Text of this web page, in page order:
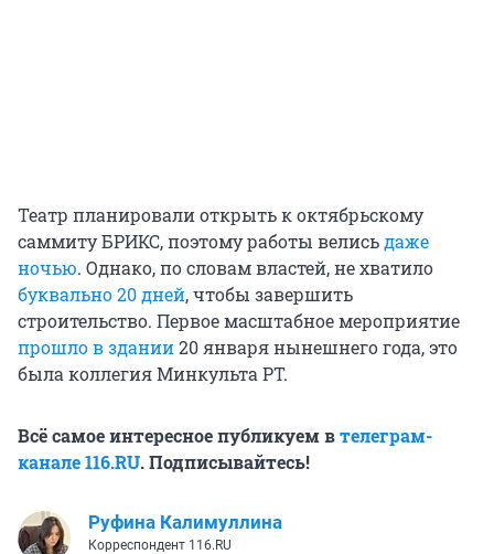
Театр планировали открыть к октябрьскому
саммиту БРИКС, поэтому работы велисьдаже
ночью. Однако, по словам властей, не хватило
буквально 20 дней, чтобы завершить
строительство. Первое масштабное мероприятие
прошло в здании20 января нынешнего года, это
была коллегия Минкульта РТ.
Всё самое интересное публикуем втелеграм-
канале 116.RU. Подписывайтесь!
Руфина Калимуллина
Корреспондент 116.RU